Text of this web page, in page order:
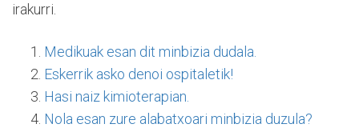
irakurri.
Medikuak esan dit minbizia dudala.
Eskerrik asko denoi ospitaletik!
Hasi naiz kimioterapian.
Nola esan zure alabatxoari minbizia duzula?